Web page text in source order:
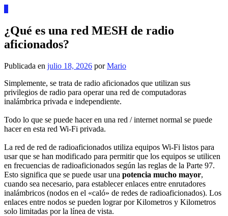
¿Qué es una red MESH de radio
aficionados?
Publicada en julio 18, 2026 porMario
Simplemente, se trata de radio aficionados que utilizan sus
privilegios de radio para operar una red de computadoras
inalámbrica privada e independiente.
Todo lo que se puede hacer en una red / internet normal se puede
hacer en esta red Wi-Fi privada.
La red de red de radioaficionados utiliza equipos Wi-Fi listos para
usar que se han modificado para permitir que los equipos se utilicen
en frecuencias de radioaficionados según las reglas de la Parte 97.
Esto significa que se puede usar una potencia mucho mayor,
cuando sea necesario, para establecer enlaces entre enrutadores
inalámbricos (nodos en el «caló» de redes de radioaficionados). Los
enlaces entre nodos se pueden lograr por Kilometros y Kilometros
solo limitadas por la línea de vista.